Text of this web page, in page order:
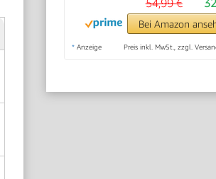
54,99 €
Bei Amazon
* Anzeige Preis inkl. MwSt., zzgl.